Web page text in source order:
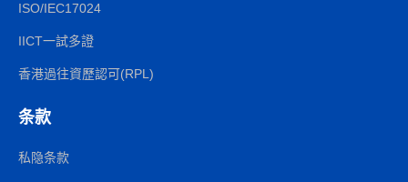
ISO/IEC17024
IICT一試多證
香港過往資歷認可(RPL)
条款
私隐条款